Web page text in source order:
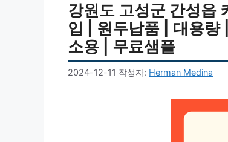
강원도 고성군 간성읍
입 | 원두납품 | 대용량
소용 | 무료샘플
2024-12-11 작성자: Herman Medina